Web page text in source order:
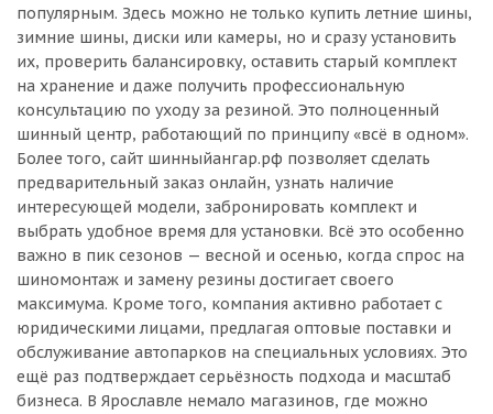
популярным. Здесь можно не только купить летние шины,
зимние шины, диски или камеры, но и сразу установить
их, проверить балансировку, оставить старый комплект
на хранение и даже получить профессиональную
консультацию по уходу за резиной. Это полноценный
шинный центр, работающий по принципу «всё в одном».
Более того, сайт шинныйангар.рф позволяет сделать
предварительный заказ онлайн, узнать наличие
интересующей модели, забронировать комплект и
выбрать удобное время для установки. Всё это особенно
важно в пик сезонов — весной и осенью, когда спрос на
шиномонтаж и замену резины достигает своего
максимума. Кроме того, компания активно работает с
юридическими лицами, предлагая оптовые поставки и
обслуживание автопарков на специальных условиях. Это
ещё раз подтверждает серьёзность подхода и масштаб
бизнеса. В Ярославле немало магазинов, где можно